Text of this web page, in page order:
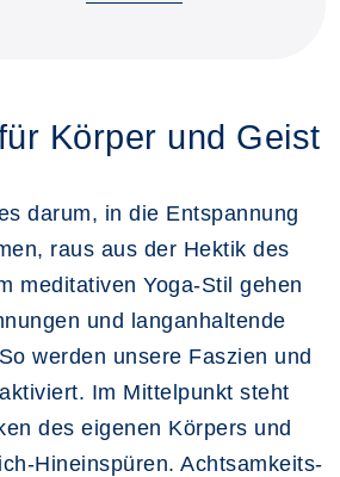
Körper und Geist
darum, in die Entspannung
raus aus der Hektik des
meditativen Yoga-Stil gehen
und langanhaltende
werden unsere Faszien und
Im Mittelpunkt steht
des eigenen Körpers und
Hineinspüren. Achtsamkeits-